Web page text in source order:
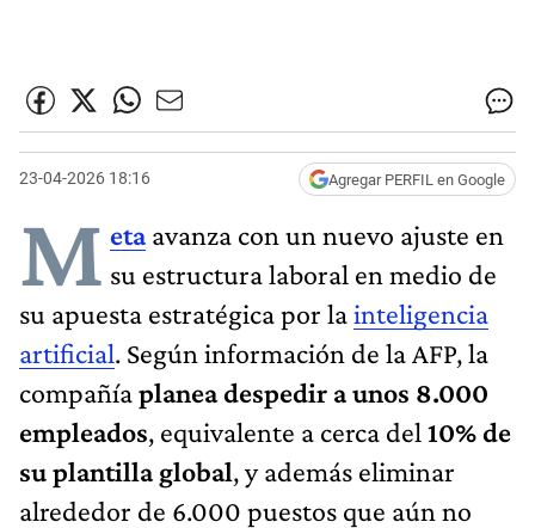
23-04-2026 18:16 Agregar PERFIL en Google
M etaavanza con un nuevo ajuste en
su estructura laboral en medio de
su apuesta estratégica por lainteligencia
artificial. Según información de la AFP, la
compañíaplanea despedir a unos 8.000
empleados, equivalente a cerca del 10% de
su plantilla global, y además eliminar
alrededor de 6.000 puestos que aún no